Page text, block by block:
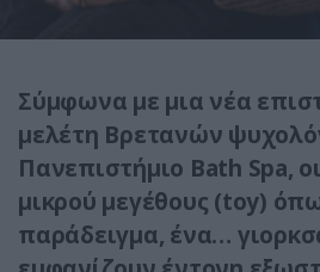
Σύμφωνα με μια νέα
μελέτη Βρετανών
Πανεπιστήμιο Bath Spa,
μικρού μεγέθους (toy)
παράδειγμα, ένα…